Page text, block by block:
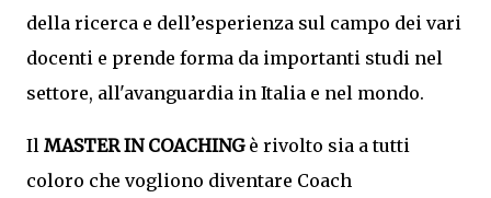
della ricerca e dell’esperienza sul campo dei vari
docenti e prende forma da importanti studi nel
settore, all'avanguardia in Italia e nel mondo.
Il MASTER IN COACHINGè rivolto sia a tutti
coloro che vogliono diventare Coach